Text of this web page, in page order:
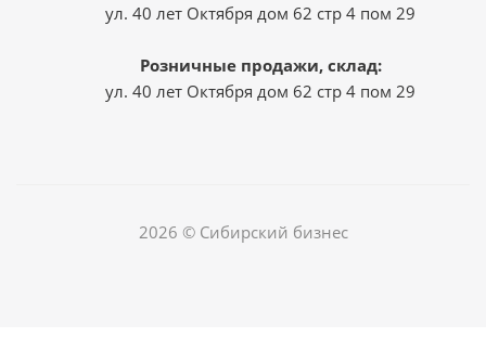
ул. 40 лет Октября дом 62 стр 4 пом 29
Розничные продажи, склад:
ул. 40 лет Октября дом 62 стр 4 пом 29
2026 © Сибирский бизнес